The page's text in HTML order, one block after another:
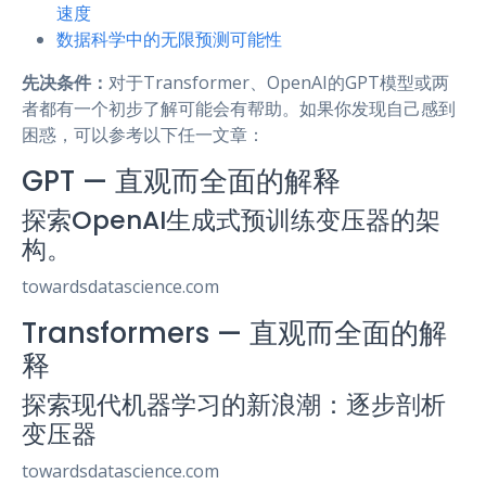
速度
数据科学中的无限预测可能性
先决条件： 对于Transformer、OpenAI的GPT模型或两
者都有一个初步了解可能会有帮助。如果你发现自己感到
困惑，可以参考以下任一文章：
GPT — 直观而全面的解释
探索OpenAI生成式预训练变压器的架
构。
towardsdatascience.com
Transformers — 直观而全面的解
释
探索现代机器学习的新浪潮：逐步剖析
变压器
towardsdatascience.com